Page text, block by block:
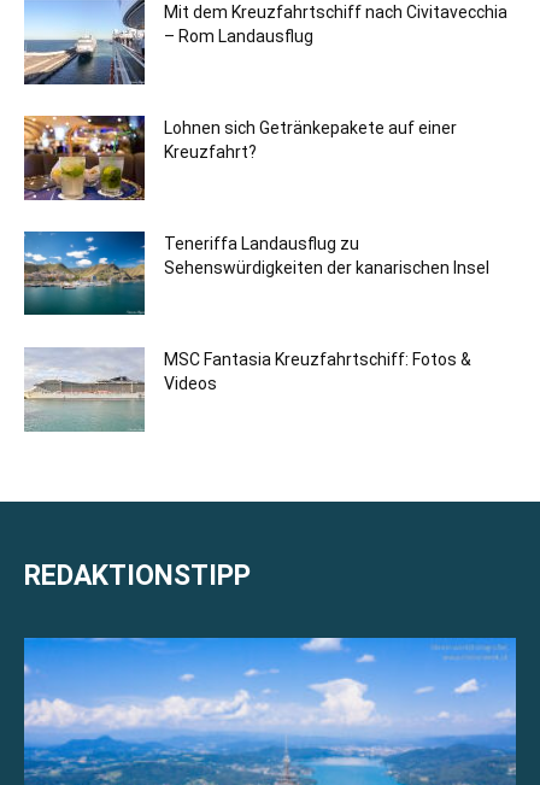
Mit dem Kreuzfahrtschiff nach Civitavecchia
– Rom Landausflug
Lohnen sich Getränkepakete auf einer
Kreuzfahrt?
Teneriffa Landausflug zu
Sehenswürdigkeiten der kanarischen Insel
MSC Fantasia Kreuzfahrtschiff: Fotos &
Videos
REDAKTIONSTIPP